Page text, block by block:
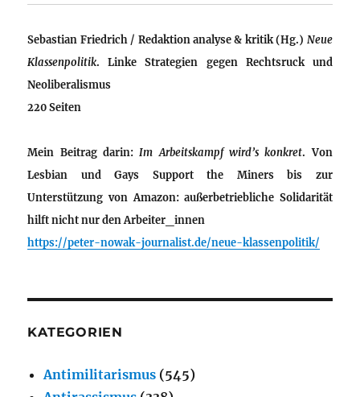
Sebastian Friedrich / Redaktion analyse & kritik (Hg.) Neue
Klassenpolitik. Linke Strategien gegen Rechtsruck und
Neoliberalismus
220 Seiten
Mein Beitrag darin: Im Arbeitskampf wird’s konkret. Von
Lesbian und Gays Support the Miners bis zur
Unterstützung von Amazon: außerbetriebliche Solidarität
hilft nicht nur den Arbeiter_innen
https://peter-nowak-journalist.de/neue-klassenpolitik/
KATEGORIEN
Antimilitarismus (545)